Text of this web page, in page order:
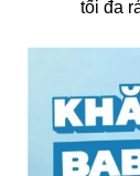
tối đa